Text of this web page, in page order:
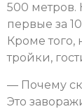
500 метров.
первые за
Кроме
тройки,
— Почему
Это